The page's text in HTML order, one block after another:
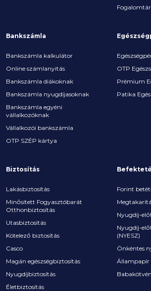
Fogalomtár
Bankszámla
Bankszámla kalkulátor
Online számlanyitás
Bankszámla diákoknak
Bankszámla nyugdíjasoknak
Bankszámla egyéni
vállalkozóknak
Vállalkozói bankszámla
OTP SZÉP kártya
OTP
Prémium
Patika
Biztosítás
Lakásbiztosítás
Minősített Fogyasztóbarát
Otthonbiztosítás
Utasbiztosítás
Kötelező biztosítás
Casco
Magán egészségbiztosítás
Nyugdíjbiztosítás
Életbiztosítás
Forint
Nyugdíj-
Nyugdíj-
(NYESZ)
Önkéntes
Állampapír